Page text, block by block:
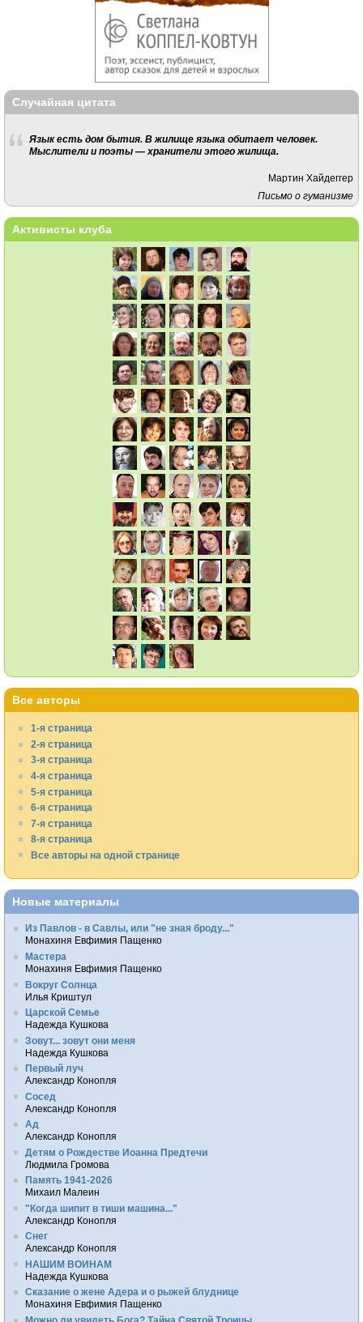
Случайная цитата
Язык есть дом бытия. В жилище языка обитает человек.
Мыслители и поэты — хранители этого жилища.
Мартин Хайдеггер
Письмо о гуманизме
Активисты клуба
Все авторы
1-я страница
2-я страница
3-я страница
4-я страница
5-я страница
6-я страница
7-я страница
8-я страница
Все авторы на одной странице
Новые материалы
Из Павлов - в Савлы, или "не зная броду..."
Монахиня Евфимия Пащенко
Мастера
Монахиня Евфимия Пащенко
Вокруг Солнца
Илья Криштул
Царской Семье
Надежда Кушкова
Зовут... зовут они меня
Надежда Кушкова
Первый луч
Александр Конопля
Сосед
Александр Конопля
Ад
Александр Конопля
Детям о Рождестве Иоанна Предтечи
Людмила Громова
Память 1941-2026
Михаил Малеин
"Когда шипит в тиши машина..."
Александр Конопля
Снег
Александр Конопля
НАШИМ ВОИНАМ
Надежда Кушкова
Сказание о жене Адера и о рыжей блуднице
Монахиня Евфимия Пащенко